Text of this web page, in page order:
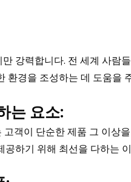
강력합니다. 전 세계 사람
환경을 조성하는 데 도움을
는 요소:
객이 단순한 제품 그 이상
공하기 위해 최선을 다하는